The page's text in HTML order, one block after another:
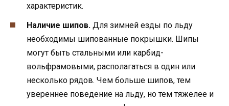
характеристик.
Наличие шипов. Для зимней езды по льду
необходимы шипованные покрышки. Шипы
могут быть стальными или карбид-
вольфрамовыми, располагаться в один или
несколько рядов. Чем больше шипов, тем
увереннее поведение на льду, но тем тяжелее и